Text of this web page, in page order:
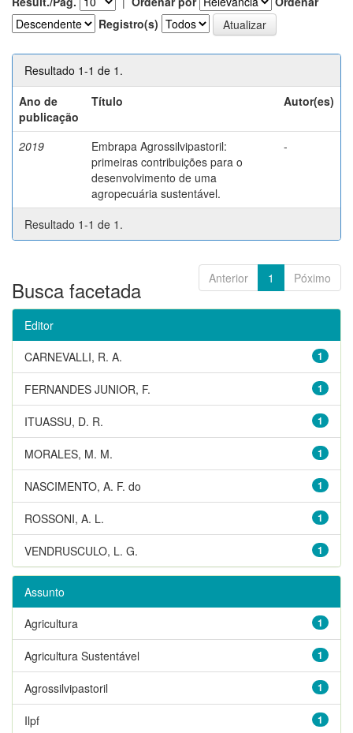
Registro(s)
Resultado 1-1 de 1.
Ano de
publicação
Título Autor(es)
2019
Embrapa Agrossilvipastoril:
primeiras contribuições para o
desenvolvimento de uma
agropecuária sustentável.
-
Resultado 1-1 de 1.
Anterior 1 Póximo
Busca facetada
Editor
1
CARNEVALLI, R. A.
1
FERNANDES JUNIOR, F.
1
ITUASSU, D. R.
1
MORALES, M. M.
1
NASCIMENTO, A. F. do
1
ROSSONI, A. L.
1
VENDRUSCULO, L. G.
Assunto
1
Agricultura
1
Agricultura Sustentável
1
Agrossilvipastoril
1
Ilpf